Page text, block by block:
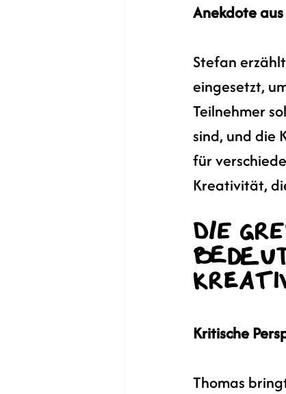
Anekdote
Stefan
eingesetzt,
Teilnehmer
sind, und die
für
Kreativität,
Die
Kritische
Thomas